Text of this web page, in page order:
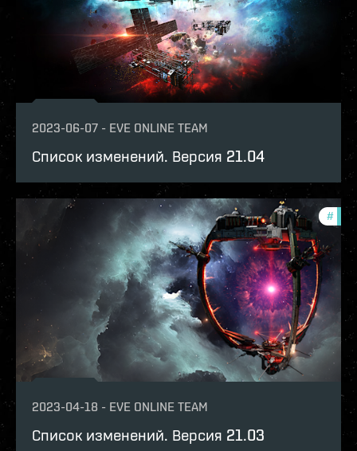
2023-06-07 - EVE ONLINE TEAM
Список изменений. Версия 21.04
#
2023-04-18 - EVE ONLINE TEAM
Список изменений. Версия 21.03